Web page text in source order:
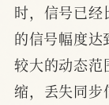
时，信号已经
的信号幅度达
较大的动态范
缩，丢失同步